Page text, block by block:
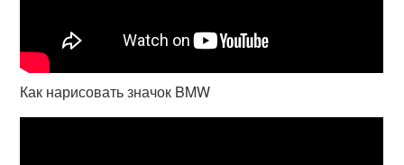
Как нарисовать значок BMW